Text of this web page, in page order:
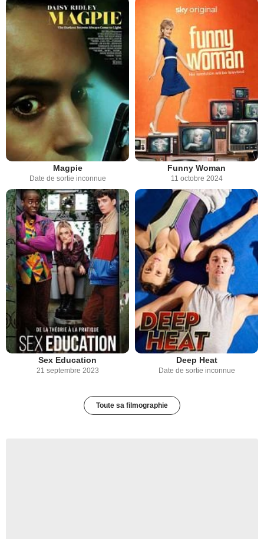
Magpie
Date de sortie inconnue
Funny Woman
11 octobre 2024
Sex Education
21 septembre 2023
Deep Heat
Date de sortie inconnue
Toute sa filmographie